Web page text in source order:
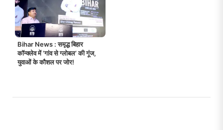
Bihar News : समृद्ध बिहार
कॉन्क्लेव में ‘गांव से ग्लोबल’ की गूंज,
युवाओं के कौशल पर जोर!